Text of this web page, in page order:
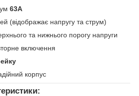
63А
(відображає напругу та струм)
та нижнього порогу напруги
включення
корпус